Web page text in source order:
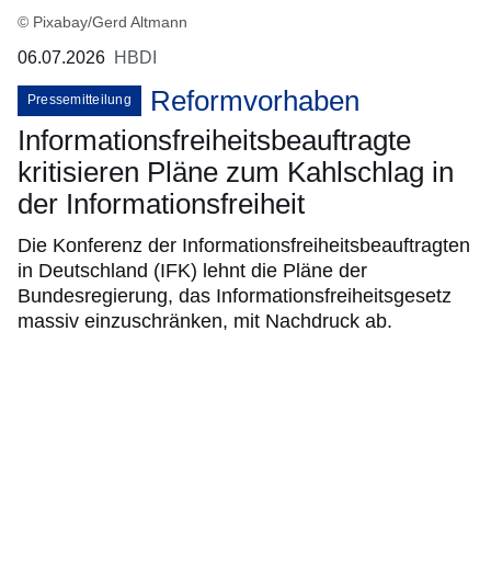
© Pixabay/Gerd Altmann
06.07.2026 HBDI
Pressemitteilung
Reformvorhaben
Informationsfreiheitsbeauftragte
kritisieren Pläne zum Kahlschlag in
der Informationsfreiheit
Die Konferenz der Informationsfreiheitsbeauftragten
in Deutschland (IFK) lehnt die Pläne der
Bundesregierung, das Informationsfreiheitsgesetz
massiv einzuschränken, mit Nachdruck ab.